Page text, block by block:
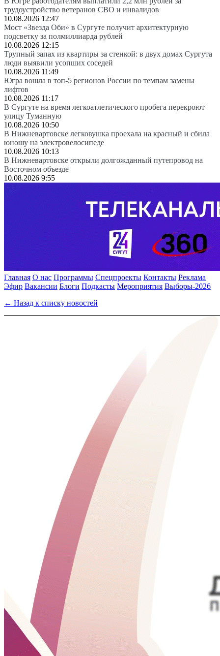
трудоустройство ветеранов СВО и инвалидов
10.08.2026 12:47
Мост «Звезда Оби» в Сургуте получит архитектурную
подсветку за полмиллиарда рублей
10.08.2026 12:15
Трупный запах из квартиры за стенкой: в двух домах Сургута
люди выявили усопших соседей
10.08.2026 11:49
Югра вошла в топ-5 регионов России по темпам замены
лифтов
10.08.2026 11:17
В Сургуте на время легкоатлетического пробега перекроют
улицу Туманную
10.08.2026 10:50
В Нижневартовске легковушка проехала на красный и сбила
юношу на электровелосипеде
10.08.2026 10:13
В Нижневартовске открыли долгожданный путепровод на
Восточном объезде
10.08.2026 9:55
Главная О нас Программы Спецпроекты Контакты Реклама
Эфир Вакансии Блоги Подкасты Мероприятия Выборы-2026
← Назад к списку новостей